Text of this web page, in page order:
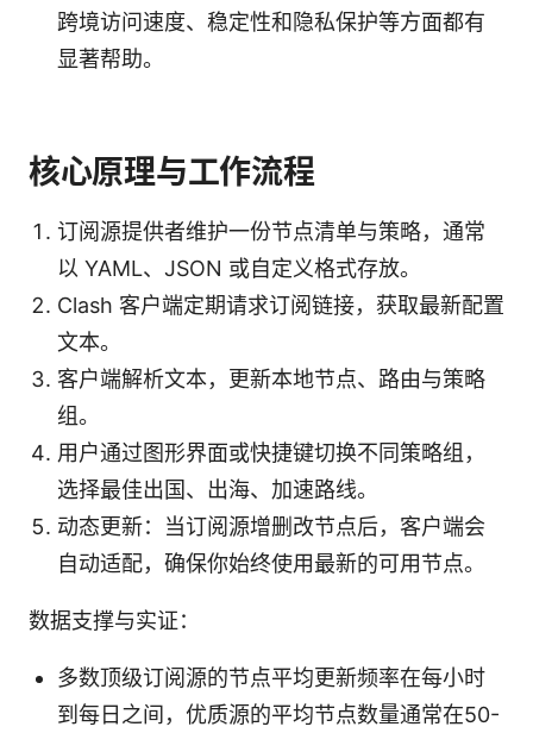
跨境访问速度、稳定性和隐私保护等方面都有
显著帮助。
核心原理与工作流程
订阅源提供者维护一份节点清单与策略，通常
以 YAML、JSON 或自定义格式存放。
Clash 客户端定期请求订阅链接，获取最新配置
文本。
客户端解析文本，更新本地节点、路由与策略
组。
用户通过图形界面或快捷键切换不同策略组，
选择最佳出国、出海、加速路线。
动态更新：当订阅源增删改节点后，客户端会
自动适配，确保你始终使用最新的可用节点。
数据支撑与实证：
多数顶级订阅源的节点平均更新频率在每小时
到每日之间，优质源的平均节点数量通常在50-